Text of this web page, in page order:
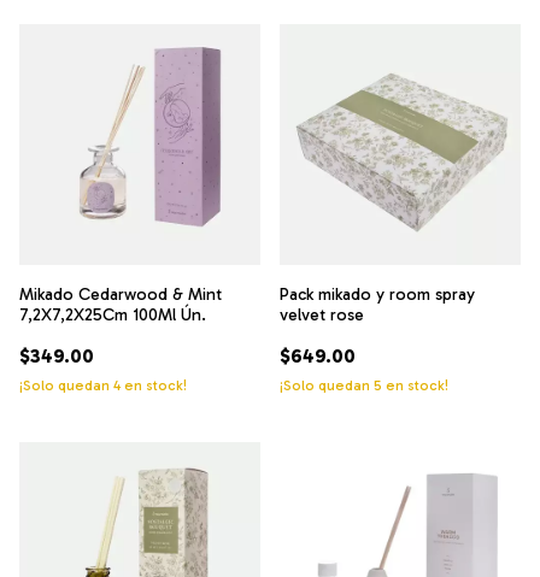
Mikado Cedarwood & Mint
7,2X7,2X25Cm 100Ml Ún.
$349.00
¡Solo quedan 4en stock!
Pack mikado y room spray
velvet rose
$649.00
¡Solo quedan 5 en stock!